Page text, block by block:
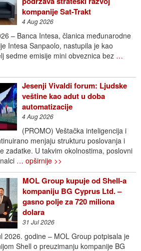
kompanije Sat-Trakt
4 Aug 2026
– Banca Intesa, članica međunarodne
Intesa Sanpaolo, nastupila je kao
sedme emisije mini obveznica bez …
Jesenji Vivaldi forum: Ljudske
veštine kao adut u doba
automatizacije
4 Aug 2026
(PROMO) Veštačka inteligencija i
menjaju strukturu poslovanja i
zadatke. U takvim okolnostima, poslovni
… opširnije >>
MOL Group kupuje od Shell-a
kompaniju BG Cyprus Ltd. –
gasno polje za 720 miliona
dolara
31 Jul 2026
2026. godine – MOL Group potpisala je
Shell o preuzimanju kompanije BG